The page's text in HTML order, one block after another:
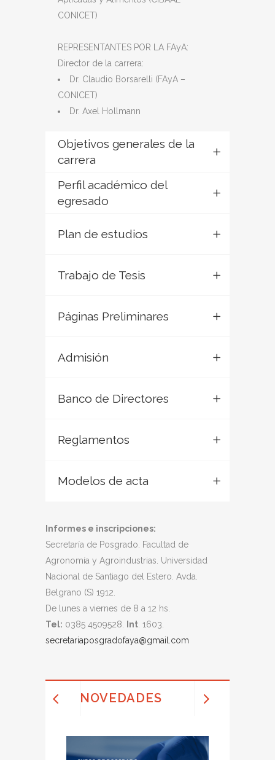
CONICET)
REPRESENTANTES POR LA FAyA:
Director de la carrera:
Dr. Claudio Borsarelli (FAyA –
CONICET)
Dr. Axel Hollmann
Objetivos generales de la
carrera
Perfil académico del
egresado
Plan de estudios
Trabajo de Tesis
Páginas Preliminares
Admisión
Banco de Directores
Reglamentos
Modelos de acta
Informes e inscripciones:
Secretaría de Posgrado. Facultad de
Agronomía y Agroindustrias. Universidad
Nacional de Santiago del Estero. Avda.
Belgrano (S) 1912.
De lunes a viernes de 8 a 12 hs.
Tel: 0385 4509528. Int . 1603.
secretariaposgradofaya@gmail.com
NOVEDADES